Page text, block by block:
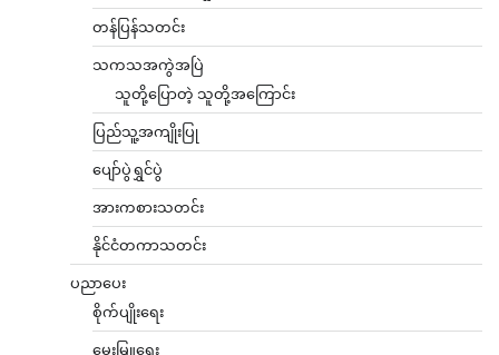
တန်ပြန်သတင်း
သကသအကွဲအပြဲ
သူတို့ပြောတဲ့ သူတို့အကြောင်း
ပြည်သူ့အကျိုးပြု
ပျော်ပွဲရွှင်ပွဲ
အားကစားသတင်း
နိုင်ငံတကာသတင်း
ပညာပေး
စိုက်ပျိုးရေး
မွေးမြူရေး